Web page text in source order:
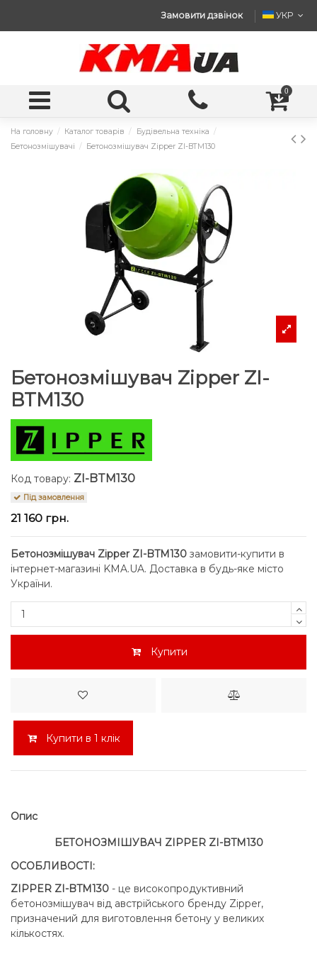
Замовити дзвінок УКР
0
На головну Каталог товарів
Будівельна техніка
Бетонозмішувачі
Бетонозмішувач Zipper ZI-BTM130
Бетонозмішувач Zipper ZI-
BTM130
Код товару: ZI-BTM130
Під замовлення
21 160 грн.
Бетонозмішувач Zipper ZI-BTM130 замовити-купити в
інтернет-магазині KMA.UA. Доставка в будь-яке місто
України.
Купити
Купити в 1 клік
Опис
БЕТОНОЗМІШУВАЧ ZIPPER ZI-BTM130
ОСОБЛИВОСТІ:
ZIPPER ZI-BTM130 - це високопродуктивний
бетонозмішувач від австрійського бренду Zipper,
призначений для виготовлення бетону у великих
кількостях.